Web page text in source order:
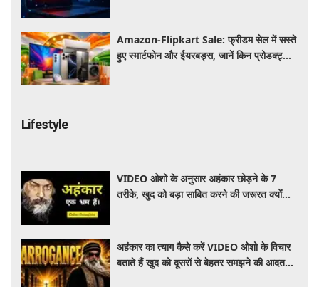
Amazon-Flipkart Sale: फ्रीडम सेल में सस्ते
हुए स्मार्टफोन और ईयरबड्स, जानें किन प्रोडक्ट्स
Lifestyle
VIDEO ओशो के अनुसार अहंकार छोड़ने के 7
तरीके, खुद को बड़ा साबित करने की जरूरत क्यों
अहंकार का त्याग कैसे करें VIDEO ओशो के विचार
बताते हैं खुद को दूसरों से बेहतर समझने की आदत